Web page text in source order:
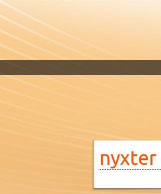
nyxter